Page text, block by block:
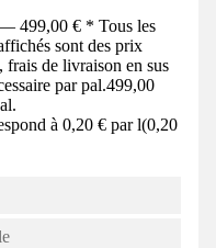
499,00 € * Tous les
sont des prix
frais de livraison en sus
par pal.499,00
à 0,20 € par l(0,20